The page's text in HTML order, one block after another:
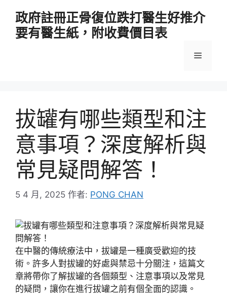
政府註冊正骨復位跌打醫生好推介
要有醫生紙，附收費價目表
選
拔罐有哪些類型和注
意事項？深度解析與
常見疑問解答！
5 4 月, 2025 作者: PONG CHAN
在中醫的傳統療法中，拔罐是一種廣受歡迎的技
術。許多人對拔罐的好處與禁忌十分關注，這篇文
章將帶你了解拔罐的各個類型、注意事項以及常見
的疑問，讓你在進行拔罐之前有個全面的認識。